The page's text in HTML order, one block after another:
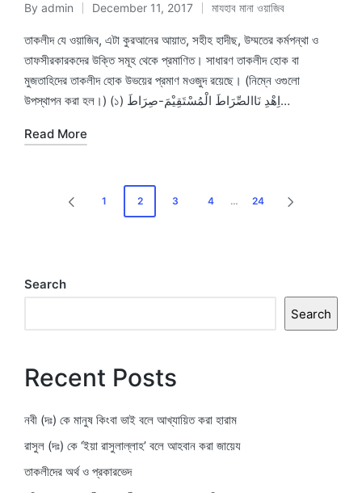
Posted
by
By admin December 11, 2017
Posted
in
মাযহাব মানা ওয়াজিব
তাকলীদ যে ওয়াজিব, এটা কুরআনের আয়াত, সহীহ হাদীছ, উম্মতের কর্মপন্থা ও
তাফসীরকারকদের উক্তি সমূহ থেকে প্রমাণিত। সাধারণ তাকলীদ হোক বা
মুজতাহিদের তাকলীদ হোক উভয়ের প্রমাণ মওজুদ রয়েছে। (নিম্নে ওগুলো
উপস্থাপন করা হল।) (১) اِهْدِ نَاالصِّرَاطَ الْمُسْتَقِيْمَ-صِرَاطَ…
Read More
PostsPREVIOUS
1 2 3 4 … 24
Search
Search
Recent Posts
নবী (দঃ) কে মানুষ কিংবা ভাই বলে আখ্যায়িত করা হারাম
রাসুল (দঃ) কে ‘ইয়া রাসুলাল্লাহ’ বলে আহবান করা জায়েয
তাকলীদের অর্থ ও প্রকারভেদ